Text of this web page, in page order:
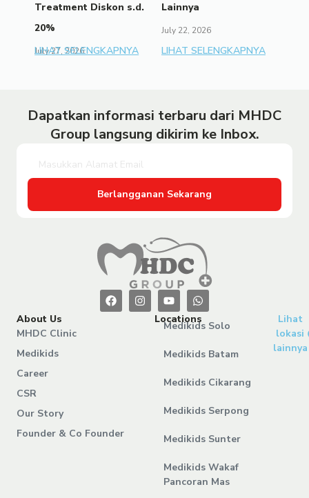
Treatment Diskon s.d.
20%
July 27, 2026
LIHAT SELENGKAPNYA
Lainnya
July 22, 2026
LIHAT SELENGKAPNYA
Dapatkan informasi terbaru dari MHDC
Group langsung dikirim ke Inbox.
Berlangganan Sekarang
About Us
MHDC Clinic
Medikids
Career
CSR
Our Story
Founder & Co Founder
Locations
Medikids Solo
Medikids Batam
Medikids Cikarang
Medikids Serpong
Medikids Sunter
Medikids Wakaf
Pancoran Mas
Lihat
lokasi
lainnya